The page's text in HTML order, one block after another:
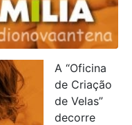
A “Oficina
de Criação
de Velas”
decorre